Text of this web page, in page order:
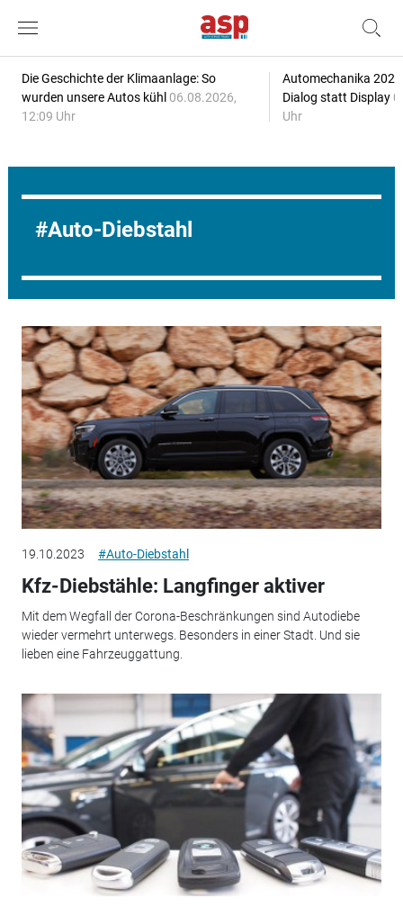
Die Geschichte der Klimaanlage: So
wurden unsere Autos kühl 06.08.2026,
12:09 Uhr
Automechanika
Dialog statt Display
Uhr
Auto-Diebstahl
19.10.2023 #Auto-Diebstahl
Kfz-Diebstähle: Langfinger aktiver
Mit dem Wegfall der Corona-Beschränkungen sind Autodiebe
wieder vermehrt unterwegs. Besonders in einer Stadt. Und sie
lieben eine Fahrzeuggattung.